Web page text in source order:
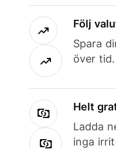
Följ
Spara
över tid.
Helt
Ladda
inga